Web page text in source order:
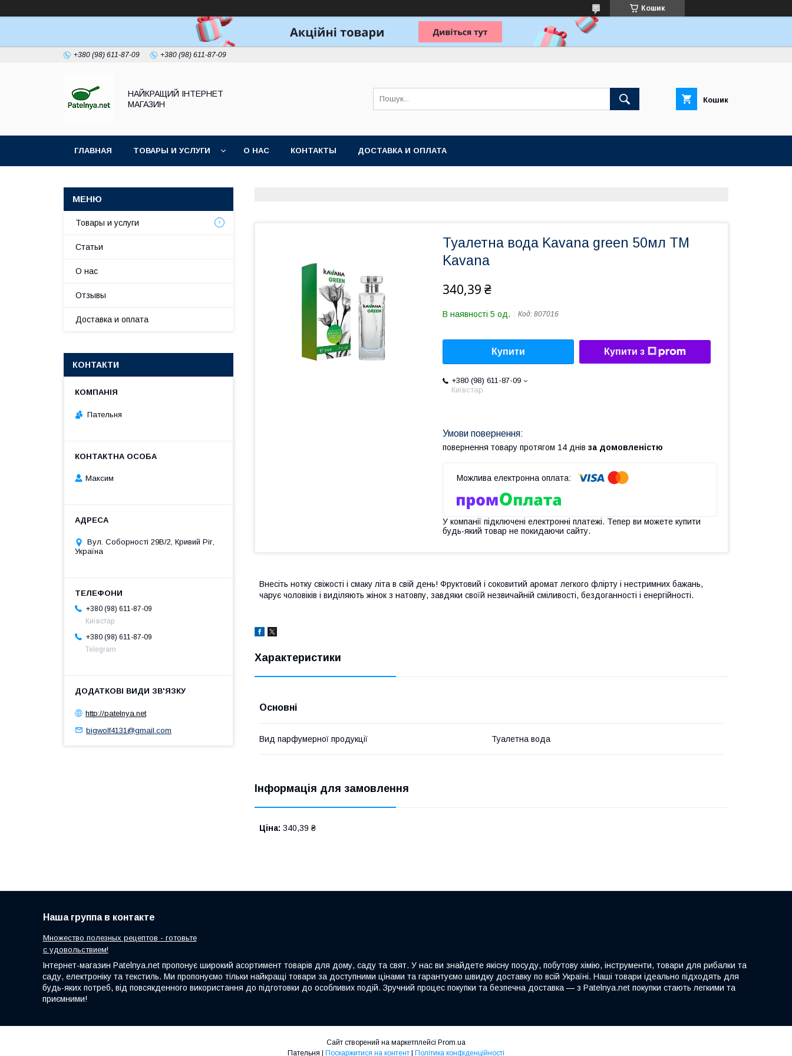
Кошик
+380 (98) 611-87-09 +380 (98) 611-87-09
НАЙКРАЩИЙ ІНТЕРНЕТ
МАГАЗИН
Кошик
ГЛАВНАЯ ТОВАРЫ И УСЛУГИ О НАС КОНТАКТЫ ДОСТАВКА И ОПЛАТА
Туалетна вода Kavana green 50мл ТМ
Kavana
340,39 ₴
В наявності 5 од. Код: 807016
Купити Купити з
+380 (98) 611-87-09
Київстар
повернення товару протягом 14 днів за домовленістю
У компанії підключені електронні платежі. Тепер ви можете купити
будь-який товар не покидаючи сайту.
Внесіть нотку свіжості і смаку літа в свій день! Фруктовий і соковитий аромат легкого флірту і нестримних бажань,
чарує чоловіків і виділяють жінок з натовпу, завдяки своїй незвичайній сміливості, бездоганності і енергійності.
Характеристики
Основні
Вид парфумерної продукції Туалетна вода
Інформація для замовлення
Ціна: 340,39 ₴
Товары и услуги
Статьи
О нас
Отзывы
Доставка и оплата
КОНТАКТИ
Пательня
Максим
Вул. Соборності 29В/2, Кривий Ріг,
Україна
+380 (98) 611-87-09
Київстар
+380 (98) 611-87-09
Telegram
http://patelnya.net
bigwolf4131@gmail.com
Наша группа в контакте
Множество полезных рецептов - готовьте
с удовольствием!
Інтернет-магазин Patelnya.net пропонує широкий асортимент товарів для дому, саду та свят. У нас ви знайдете якісну посуду, побутову хімію, інструменти, товари для рибалки та
саду, електроніку та текстиль. Ми пропонуємо тільки найкращі товари за доступними цінами та гарантуємо швидку доставку по всій Україні. Наші товари ідеально підходять для
будь-яких потреб, від повсякденного використання до підготовки до особливих подій. Зручний процес покупки та безпечна доставка — з Patelnya.net покупки стають легкими та
приємними!
Сайт створений на маркетплейсі Prom.ua
Пательня | Поскаржитися на контент | Політика конфіденційності